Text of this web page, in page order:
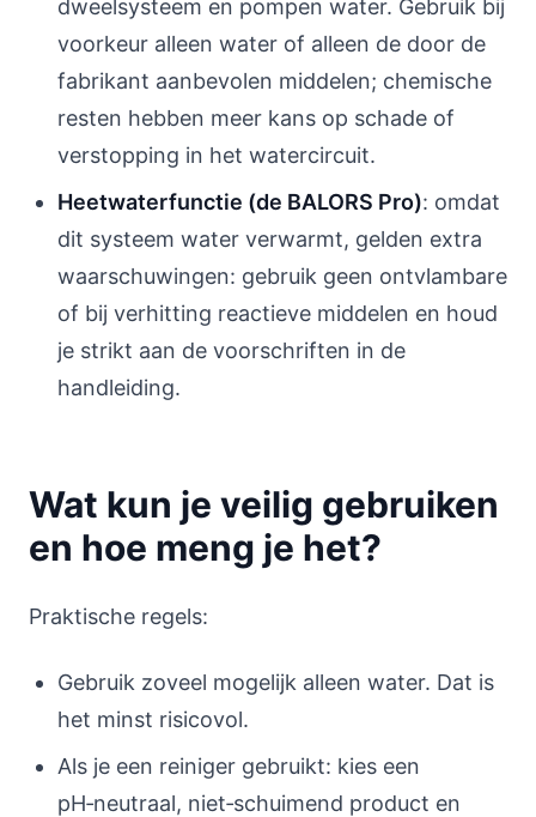
dweelsysteem en pompen water. Gebruik bij
voorkeur alleen water of alleen de door de
fabrikant aanbevolen middelen; chemische
resten hebben meer kans op schade of
verstopping in het watercircuit.
Heetwaterfunctie (de BALORS Pro): omdat
dit systeem water verwarmt, gelden extra
waarschuwingen: gebruik geen ontvlambare
of bij verhitting reactieve middelen en houd
je strikt aan de voorschriften in de
handleiding.
Wat kun je veilig gebruiken
en hoe meng je het?
Praktische regels:
Gebruik zoveel mogelijk alleen water. Dat is
het minst risicovol.
Als je een reiniger gebruikt: kies een
pH‑neutraal, niet‑schuimend product en